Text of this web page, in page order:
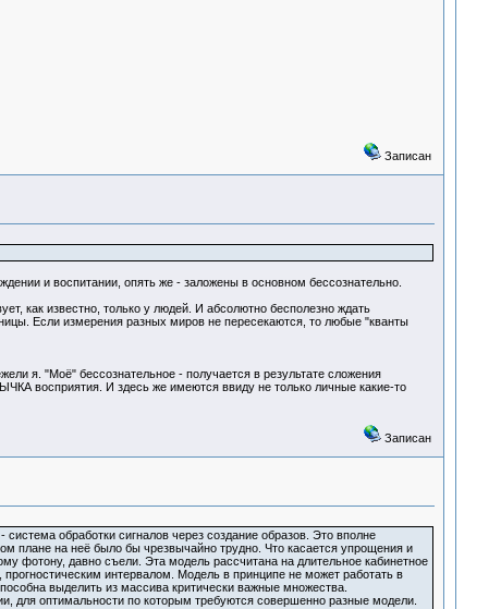
Записан
и воспитании, опять же - заложены в основном бессознательно.
как известно, только у людей. И абсолютно бесполезно ждать
Если измерения разных миров не пересекаются, то любые "кванты
я. "Моё" бессознательное - получается в результате сложения
И здесь же имеются ввиду не только личные какие-то
Записан
обработки сигналов через создание образов. Это вполне
плане на неё было бы чрезвычайно трудно. Что касается упрощения и
фотону, давно съели. Эта модель рассчитана на длительное кабинетное
интервалом. Модель в принципе не может работать в
выделить из массива критически важные множества.
для оптимальности по которым требуются совершенно разные модели.